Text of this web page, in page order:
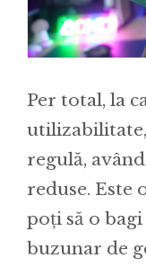
Per total, la
utilizabilitate,
regulă,
reduse. Este
poți să o
buzunar de